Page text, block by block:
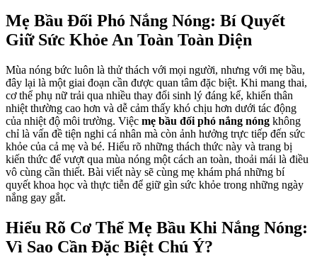
Mẹ Bầu Đối Phó Nắng Nóng: Bí Quyết
Giữ Sức Khỏe An Toàn Toàn Diện
Mùa nóng bức luôn là thử thách với mọi người, nhưng với mẹ bầu,
đây lại là một giai đoạn cần được quan tâm đặc biệt. Khi mang thai,
cơ thể phụ nữ trải qua nhiều thay đổi sinh lý đáng kể, khiến thân
nhiệt thường cao hơn và dễ cảm thấy khó chịu hơn dưới tác động
của nhiệt độ môi trường. Việc mẹ bầu đối phó nắng nóng không
chỉ là vấn đề tiện nghi cá nhân mà còn ảnh hưởng trực tiếp đến sức
khỏe của cả mẹ và bé. Hiểu rõ những thách thức này và trang bị
kiến thức để vượt qua mùa nóng một cách an toàn, thoải mái là điều
vô cùng cần thiết. Bài viết này sẽ cùng mẹ khám phá những bí
quyết khoa học và thực tiễn để giữ gìn sức khỏe trong những ngày
nắng gay gắt.
Hiểu Rõ Cơ Thể Mẹ Bầu Khi Nắng Nóng:
Vì Sao Cần Đặc Biệt Chú Ý?